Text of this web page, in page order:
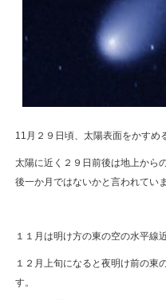
11月２９日頃、太陽表面をかすめ
太陽に近く２９日前後は地上から
後一か月ではないかと言われていま
１１月は明け方の東の空の水平線
１２月上旬になると夜明け前の東
す。